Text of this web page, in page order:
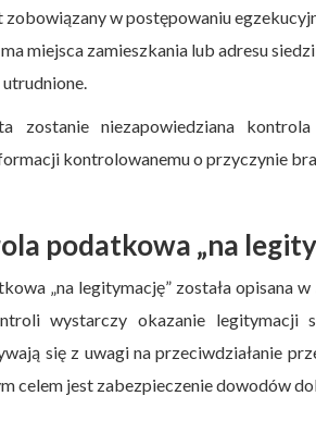
zobowiązany w postępowaniu
miejsca zamieszkania lub adresu
utrudnione.
zostanie niezapowiedziana
kontrolowanemu o przyczynie
podatkowa „na
„na legitymację” została opisana w
wystarczy okazanie legitymacji
się z uwagi na przeciwdziałanie
celem jest zabezpieczenie dowodów